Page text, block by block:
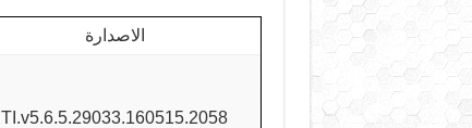
الاصدارة
TI.v5.6.5.29033.160515.2058